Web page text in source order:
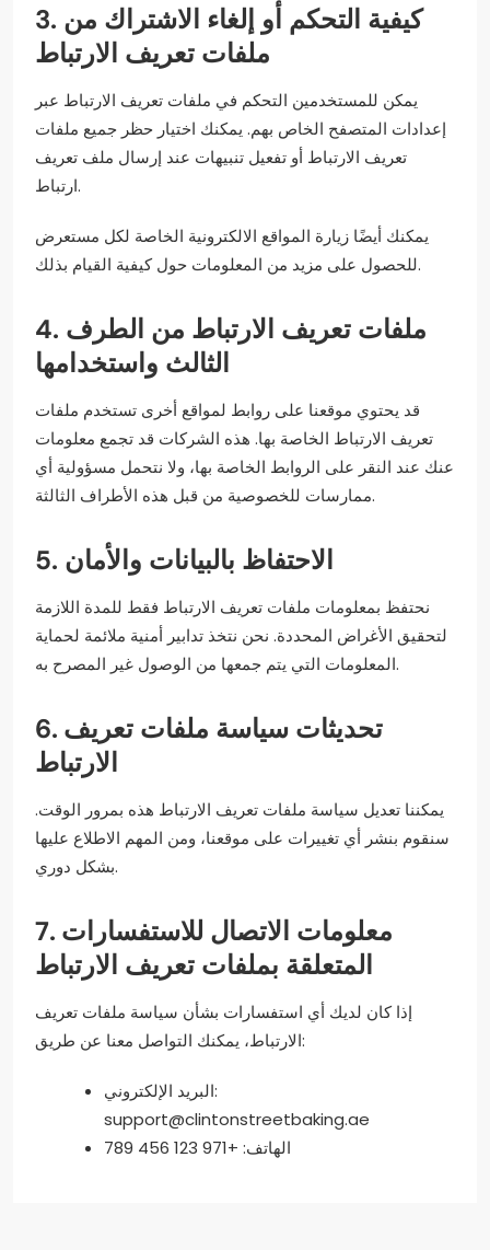
3. كيفية التحكم أو إلغاء الاشتراك من
ملفات تعريف الارتباط
يمكن للمستخدمين التحكم في ملفات تعريف الارتباط عبر
إعدادات المتصفح الخاص بهم. يمكنك اختيار حظر جميع ملفات
تعريف الارتباط أو تفعيل تنبيهات عند إرسال ملف تعريف
ارتباط.
يمكنك أيضًا زيارة المواقع الالكترونية الخاصة لكل مستعرض
للحصول على مزيد من المعلومات حول كيفية القيام بذلك.
4. ملفات تعريف الارتباط من الطرف
الثالث واستخدامها
قد يحتوي موقعنا على روابط لمواقع أخرى تستخدم ملفات
تعريف الارتباط الخاصة بها. هذه الشركات قد تجمع معلومات
عنك عند النقر على الروابط الخاصة بها، ولا نتحمل مسؤولية أي
ممارسات للخصوصية من قبل هذه الأطراف الثالثة.
5. الاحتفاظ بالبيانات والأمان
نحتفظ بمعلومات ملفات تعريف الارتباط فقط للمدة اللازمة
لتحقيق الأغراض المحددة. نحن نتخذ تدابير أمنية ملائمة لحماية
المعلومات التي يتم جمعها من الوصول غير المصرح به.
6. تحديثات سياسة ملفات تعريف
الارتباط
يمكننا تعديل سياسة ملفات تعريف الارتباط هذه بمرور الوقت.
سنقوم بنشر أي تغييرات على موقعنا، ومن المهم الاطلاع عليها
بشكل دوري.
7. معلومات الاتصال للاستفسارات
المتعلقة بملفات تعريف الارتباط
إذا كان لديك أي استفسارات بشأن سياسة ملفات تعريف
الارتباط، يمكنك التواصل معنا عن طريق:
البريد الإلكتروني:
support@clintonstreetbaking.ae
الهاتف: +971 123 456 789